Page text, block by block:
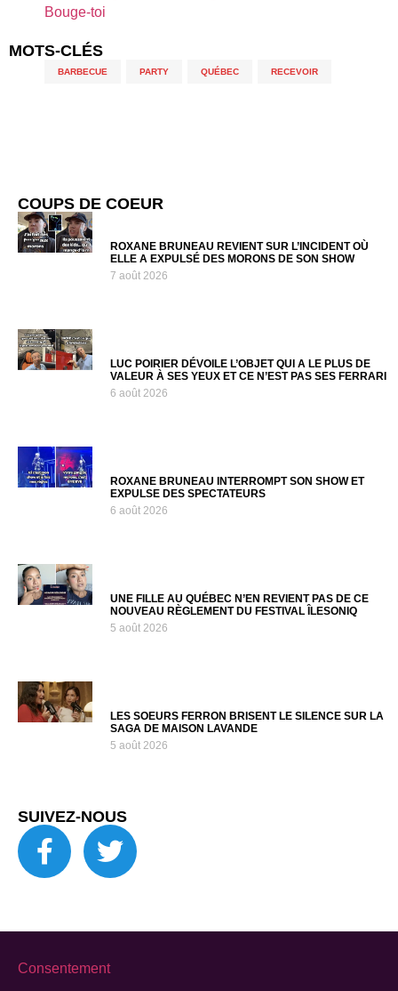
Bouge-toi
MOTS-CLÉS
BARBECUE PARTY QUÉBEC RECEVOIR
COUPS DE COEUR
ROXANE BRUNEAU REVIENT SUR L’INCIDENT OÙ
ELLE A EXPULSÉ DES MORONS DE SON SHOW
7 août 2026
LUC POIRIER DÉVOILE L’OBJET QUI A LE PLUS DE
VALEUR À SES YEUX ET CE N’EST PAS SES FERRARI
6 août 2026
ROXANE BRUNEAU INTERROMPT SON SHOW ET
EXPULSE DES SPECTATEURS
6 août 2026
UNE FILLE AU QUÉBEC N’EN REVIENT PAS DE CE
NOUVEAU RÈGLEMENT DU FESTIVAL ÎLESONIQ
5 août 2026
LES SOEURS FERRON BRISENT LE SILENCE SUR LA
SAGA DE MAISON LAVANDE
5 août 2026
SUIVEZ-NOUS
Consentement